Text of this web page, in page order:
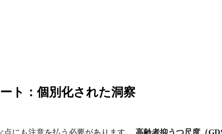
ト：個別化された洞察
にも注意を払う必要があります。 高齢者抑うつ尺度（